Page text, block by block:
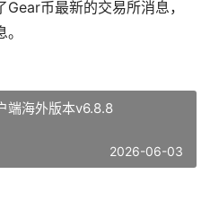
币最新的交易所消息，
端海外版本v6.8.8
2026-06-03